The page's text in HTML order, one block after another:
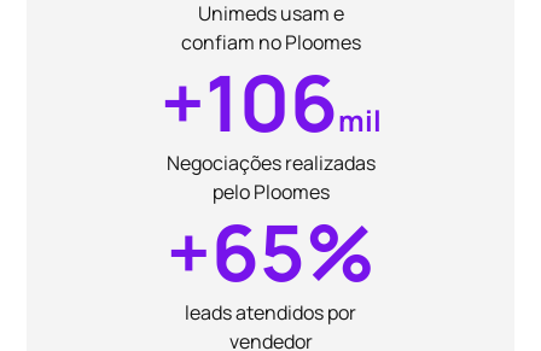
Unimeds usam e
confiam no Ploomes
+106mil
Negociações realizadas
pelo Ploomes
+65%
leads atendidos por
vendedor